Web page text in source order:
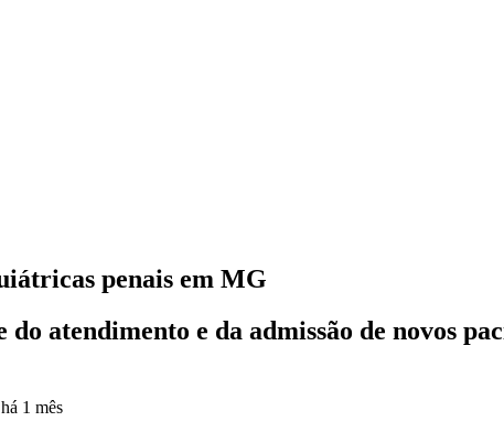
penais em MG
atendimento e da admissão de novos
há 1 mês